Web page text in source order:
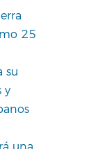
25
su
y